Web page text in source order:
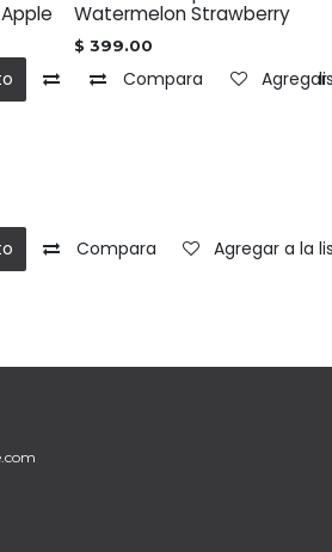
Compara Agregar a la
Watermelon Strawberry
$ 399.00
Compara
Compara Agregar a la